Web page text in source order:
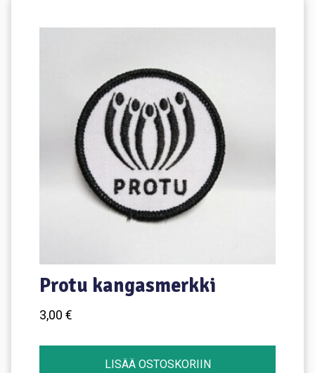
Protu kangasmerkki
3,00 €
LISÄÄ OSTOSKORIIN